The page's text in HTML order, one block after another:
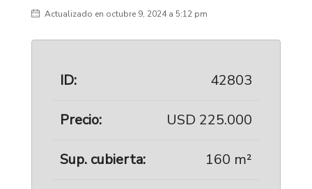
Actualizado en octubre 9, 2024 a 5:12 pm
ID: 42803
Precio: USD 225.000
Sup. cubierta: 160 m²